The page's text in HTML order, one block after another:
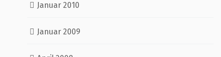
Januar 2010
Januar 2009